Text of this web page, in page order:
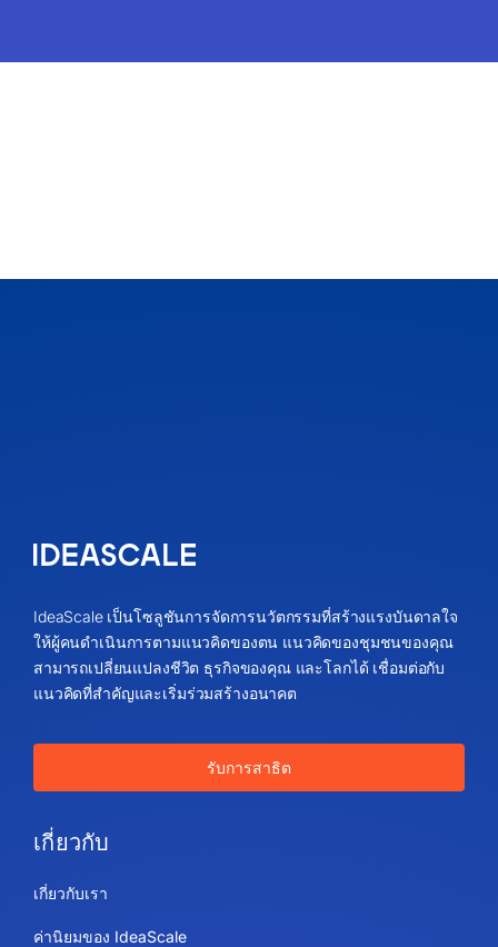
IdeaScale เป็นโซลูชันการจัดการนวัตกรรมที่สร้างแรงบันดาลใจ
ให้ผู้คนดำเนินการตามแนวคิดของตน แนวคิดของชุมชนของคุณ
สามารถเปลี่ยนแปลงชีวิต ธุรกิจของคุณ และโลกได้ เชื่อมต่อกับ
แนวคิดที่สำคัญและเริ่มร่วมสร้างอนาคต
รับการสาธิต
เกี่ยวกับ
เกี่ยวกับเรา
ค่านิยมของ IdeaScale